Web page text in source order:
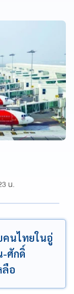
น.
คนไทยในอู่
-ศักดิ์
ลือ